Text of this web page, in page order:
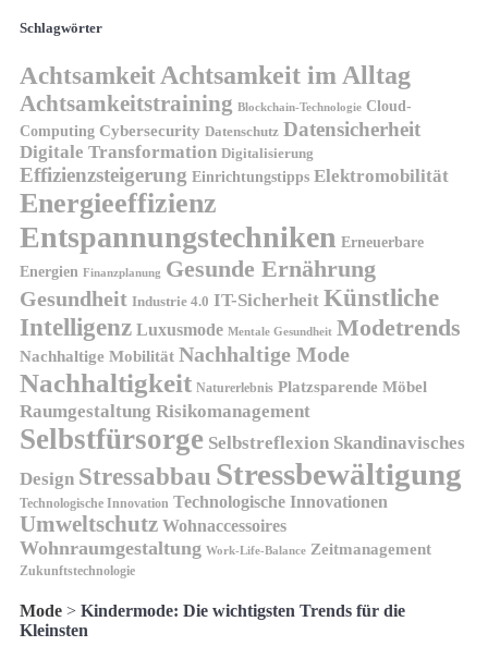
Schlagwörter
AchtsamkeitAchtsamkeit im Alltag
Achtsamkeitstraining Blockchain-Technologie Cloud-
Computing Cybersecurity Datenschutz Datensicherheit
Digitale Transformation Digitalisierung
Effizienzsteigerung Einrichtungstipps Elektromobilität
Energieeffizienz
Entspannungstechniken Erneuerbare
Energien Finanzplanung Gesunde Ernährung
Gesundheit Industrie 4.0 IT-Sicherheit Künstliche
Intelligenz Luxusmode Mentale Gesundheit Modetrends
Nachhaltige Mobilität Nachhaltige Mode
Nachhaltigkeit Naturerlebnis Platzsparende Möbel
Raumgestaltung Risikomanagement
Selbstfürsorge Selbstreflexion Skandinavisches
Design Stressabbau Stressbewältigung
Technologische Innovation Technologische Innovationen
Umweltschutz Wohnaccessoires
Wohnraumgestaltung Work-Life-Balance Zeitmanagement
Zukunftstechnologie
Mode > Kindermode: Die wichtigsten Trends für die
Kleinsten